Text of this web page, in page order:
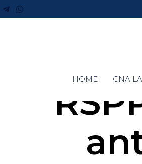
HOME CNA